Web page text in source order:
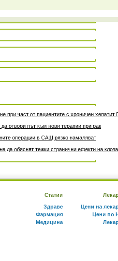
при част от пациентите с хроничен хепатит
отвори път към нови терапии при рак
операции в САЩ рязко намаляват
да обяснят тежки странични ефекти на
Статии
Здраве
Фармация
Медицина
Цени на
Цени по